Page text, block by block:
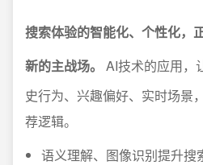
搜索体验的智能化、个性化，
新的主战场。
AI技术的应用，
史行为、兴趣偏好、实时场景
荐逻辑。
语义理解、图像识别提升搜